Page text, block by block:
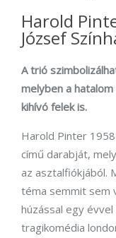
Harold
József
A trió
melyben a
kihívó felek is.
Harold Pinter
című darabját,
az asztalfiókjából.
téma semmit sem
húzással egy
tragikomédia